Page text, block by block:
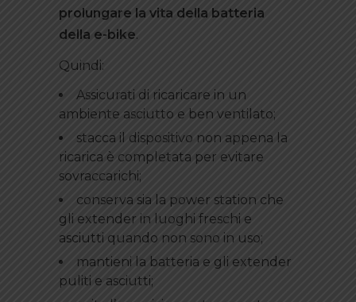
prolungare la vita della batteria
della e-bike.
Quindi:
Assicurati di ricaricare in un
ambiente asciutto e ben ventilato;
stacca il dispositivo non appena la
ricarica è completata per evitare
sovraccarichi;
conserva sia la power station che
gli extender in luoghi freschi e
asciutti quando non sono in uso;
mantieni la batteria e gli extender
puliti e asciutti;